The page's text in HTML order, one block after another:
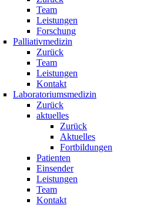
Team
Leistungen
Forschung
Palliativmedizin
Zurück
Team
Leistungen
Kontakt
Laboratoriumsmedizin
Zurück
aktuelles
Zurück
Aktuelles
Fortbildungen
Patienten
Einsender
Leistungen
Team
Kontakt